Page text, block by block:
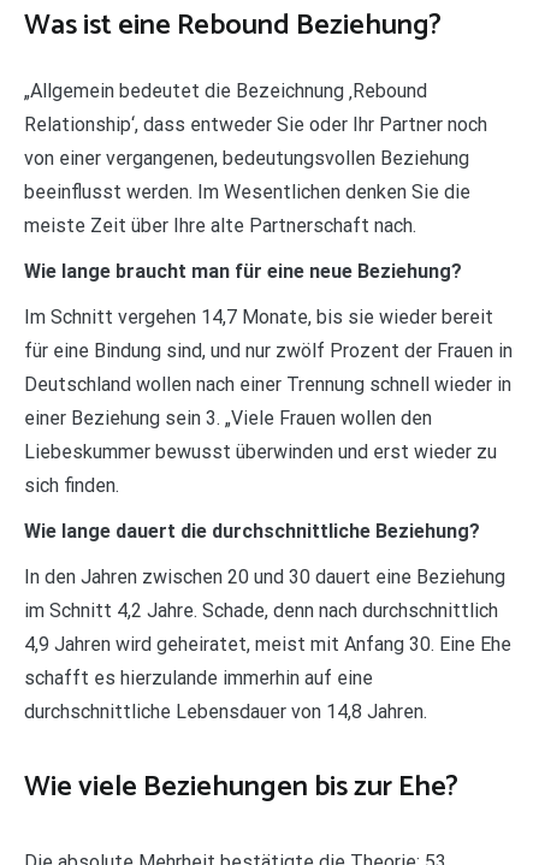
Was ist eine Rebound Beziehung?
„Allgemein bedeutet die Bezeichnung ‚Rebound
Relationship‘, dass entweder Sie oder Ihr Partner noch
von einer vergangenen, bedeutungsvollen Beziehung
beeinflusst werden. Im Wesentlichen denken Sie die
meiste Zeit über Ihre alte Partnerschaft nach.
Wie lange braucht man für eine neue Beziehung?
Im Schnitt vergehen 14,7 Monate, bis sie wieder bereit
für eine Bindung sind, und nur zwölf Prozent der Frauen in
Deutschland wollen nach einer Trennung schnell wieder in
einer Beziehung sein 3. „Viele Frauen wollen den
Liebeskummer bewusst überwinden und erst wieder zu
sich finden.
Wie lange dauert die durchschnittliche Beziehung?
In den Jahren zwischen 20 und 30 dauert eine Beziehung
im Schnitt 4,2 Jahre. Schade, denn nach durchschnittlich
4,9 Jahren wird geheiratet, meist mit Anfang 30. Eine Ehe
schafft es hierzulande immerhin auf eine
durchschnittliche Lebensdauer von 14,8 Jahren.
Wie viele Beziehungen bis zur Ehe?